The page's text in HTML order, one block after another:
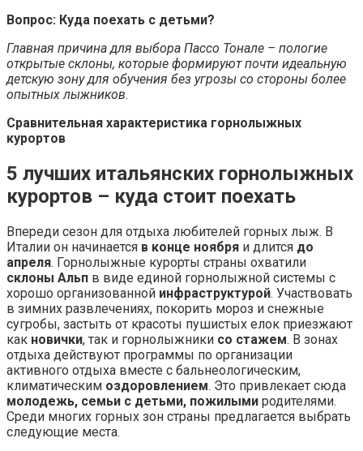
Вопрос: Куда поехать с детьми?
Главная причина для выбора Пассо Тонале – пологие
открытые склоны, которые формируют почти идеальную
детскую зону для обучения без угрозы со стороны более
опытных лыжников.
Сравнительная характеристика горнолыжных
курортов
5 лучших итальянских горнолыжных
курортов – куда стоит поехать
Впереди сезон для отдыха любителей горных лыж. В
Италии он начинается в конце ноября и длится до
апреля. Горнолыжные курорты страны охватили
склоны Альп в виде единой горнолыжной системы с
хорошо организованной инфраструктурой. Участвовать
в зимних развлечениях, покорить мороз и снежные
сугробы, застыть от красоты пушистых елок приезжают
как новички, так и горнолыжники со стажем. В зонах
отдыха действуют программы по организации
активного отдыха вместе с бальнеологическим,
климатическим оздоровлением. Это привлекает сюда
молодежь, семьи с детьми, пожилыми родителями.
Среди многих горных зон страны предлагается выбрать
следующие места.